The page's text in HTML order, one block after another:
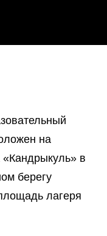
на
«Кандрыкуль» в
берегу
лагеря